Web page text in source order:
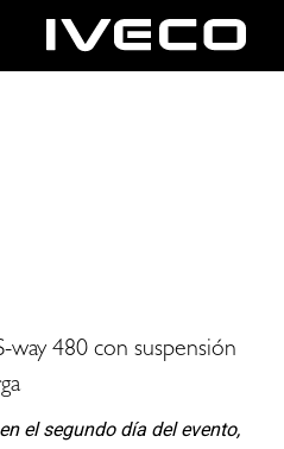
way 480 con suspensión
el segundo día del evento,